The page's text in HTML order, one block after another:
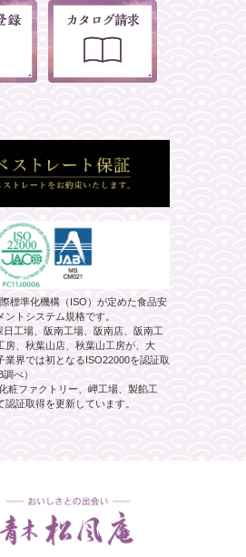
標準化機構（ISO）が定めた食品安
トシステム規格です。
日工場、阪南工場、阪南店、阪南工
房、秋葉山店、秋葉山工房が、大
業界では初となるISO22000を認証取
べ）
粧ファクトリー、岬工場、製餡工
証取得を更新しています。